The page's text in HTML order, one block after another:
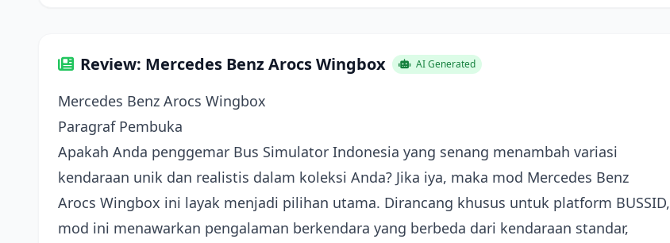
Review: Mercedes Benz Arocs Wingbox AI Generated
Mercedes Benz Arocs Wingbox
Paragraf Pembuka
Apakah Anda penggemar Bus Simulator Indonesia yang senang menambah variasi
kendaraan unik dan realistis dalam koleksi Anda? Jika iya, maka mod Mercedes Benz
Arocs Wingbox ini layak menjadi pilihan utama. Dirancang khusus untuk platform BUSSID,
mod ini menawarkan pengalaman berkendara yang berbeda dari kendaraan standar,